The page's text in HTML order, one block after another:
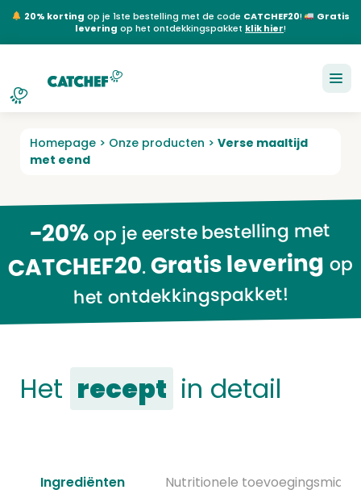
20% korting op je 1ste bestelling met de code CATCHEF20!
Gratis
levering op het ontdekkingspakket klik hier!
NL EN FR DE
Homepage > Onze producten > Verse maaltijd
met eend
-20%op je eerste bestelling met
CATCHEF20.Gratis levering op
het ontdekkingspakket!
Het recept in detail
Ingrediënten Nutritionele